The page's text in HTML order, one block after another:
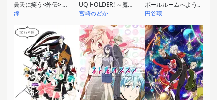
曇天に笑う<外伝> ～決別、犲の誓い～
錦
UQ HOLDER! ～魔法先生ネギま!2～
宮崎のどか
ボールルームへようこそ
円谷環